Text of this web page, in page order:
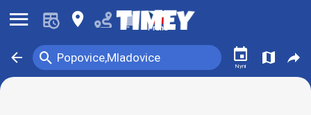
󰍜 󰍎 󰂚 Praha
󰁍 Popovice,Mladovice
󰍉 󰃭
Nyní
󰍍 󰒖